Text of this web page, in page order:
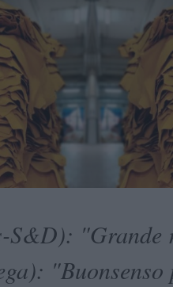
S&D): "Grande
"Buonsenso